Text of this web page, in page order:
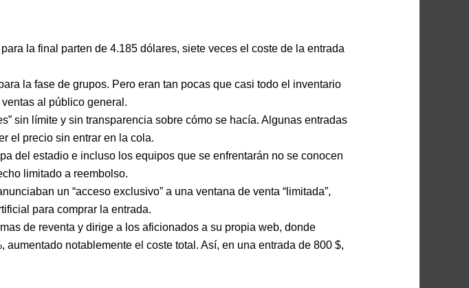
la final parten de 4.185 dólares, siete veces el coste de la entrada
la fase de grupos. Pero eran tan pocas que casi todo el inventario
al público general.
sin límite y sin transparencia sobre cómo se hacía. Algunas entradas
el precio sin entrar en la cola.
del estadio e incluso los equipos que se enfrentarán no se conocen
limitado a reembolso.
un “acceso exclusivo” a una ventana de venta “limitada”,
para comprar la entrada.
de reventa y dirige a los aficionados a su propia web, donde
notablemente el coste total. Así, en una entrada de 800 $,